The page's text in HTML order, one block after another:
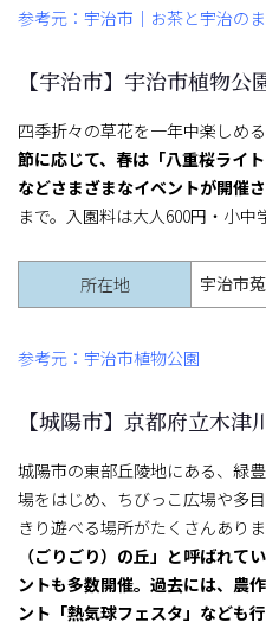
参考元：宇治市｜お茶と宇治の
【宇治市】宇治市植物公
四季折々の草花を一年中楽しめ
節に応じて、春は「八重桜ライ
などさまざまなイベントが開催さ
まで。入園料は大人600円・小中
所在地 宇治市
参考元：宇治市植物公園
【城陽市】京都府立木津
城陽市の東部丘陵地にある、緑
場をはじめ、ちびっこ広場や多
きり遊べる場所がたくさんありま
（ごりごり）の丘」と呼ばれて
ントも多数開催。過去には、農
ント「熱気球フェスタ」なども行